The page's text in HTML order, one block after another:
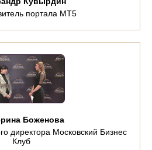
портала MT5
Боженова
директора Московский Бизнес
Клуб